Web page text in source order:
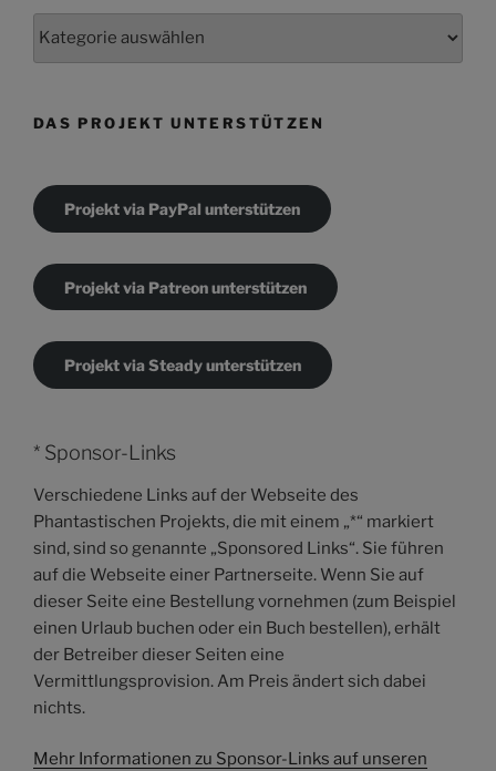
DAS PROJEKT UNTERSTÜTZEN
Projekt via PayPal unterstützen
Projekt via Patreon unterstützen
Projekt via Steady unterstützen
* Sponsor-Links
Verschiedene Links auf der Webseite des
Phantastischen Projekts, die mit einem „*“ markiert
sind, sind so genannte „Sponsored Links“. Sie führen
auf die Webseite einer Partnerseite. Wenn Sie auf
dieser Seite eine Bestellung vornehmen (zum Beispiel
einen Urlaub buchen oder ein Buch bestellen), erhält
der Betreiber dieser Seiten eine
Vermittlungsprovision. Am Preis ändert sich dabei
nichts.
Mehr Informationen zu Sponsor-Links auf unseren